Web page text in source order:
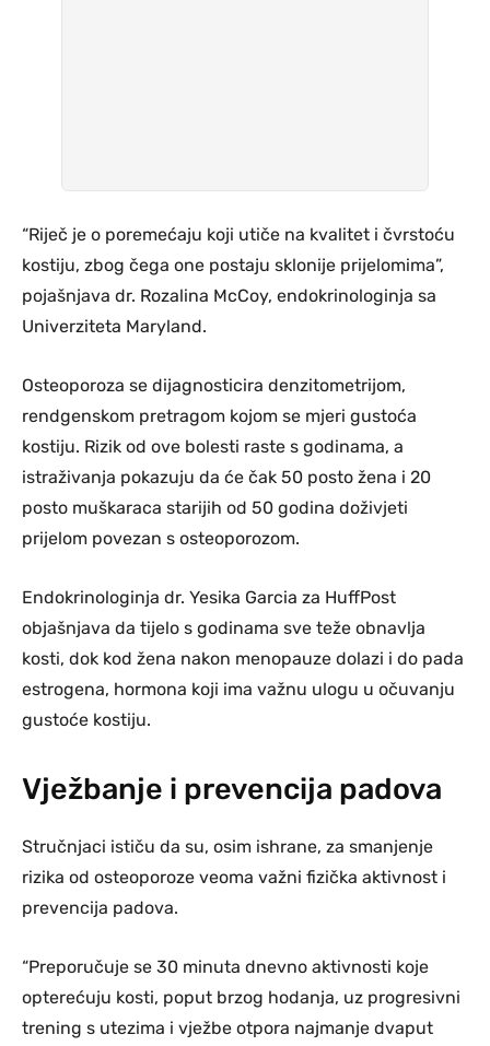
“Riječ je o poremećaju koji utiče na kvalitet i čvrstoću
kostiju, zbog čega one postaju sklonije prijelomima”,
pojašnjava dr. Rozalina McCoy, endokrinologinja sa
Univerziteta Maryland.
Osteoporoza se dijagnosticira denzitometrijom,
rendgenskom pretragom kojom se mjeri gustoća
kostiju. Rizik od ove bolesti raste s godinama, a
istraživanja pokazuju da će čak 50 posto žena i 20
posto muškaraca starijih od 50 godina doživjeti
prijelom povezan s osteoporozom.
Endokrinologinja dr. Yesika Garcia za HuffPost
objašnjava da tijelo s godinama sve teže obnavlja
kosti, dok kod žena nakon menopauze dolazi i do pada
estrogena, hormona koji ima važnu ulogu u očuvanju
gustoće kostiju.
Vježbanje i prevencija padova
Stručnjaci ističu da su, osim ishrane, za smanjenje
rizika od osteoporoze veoma važni fizička aktivnost i
prevencija padova.
“Preporučuje se 30 minuta dnevno aktivnosti koje
opterećuju kosti, poput brzog hodanja, uz progresivni
trening s utezima i vježbe otpora najmanje dvaput